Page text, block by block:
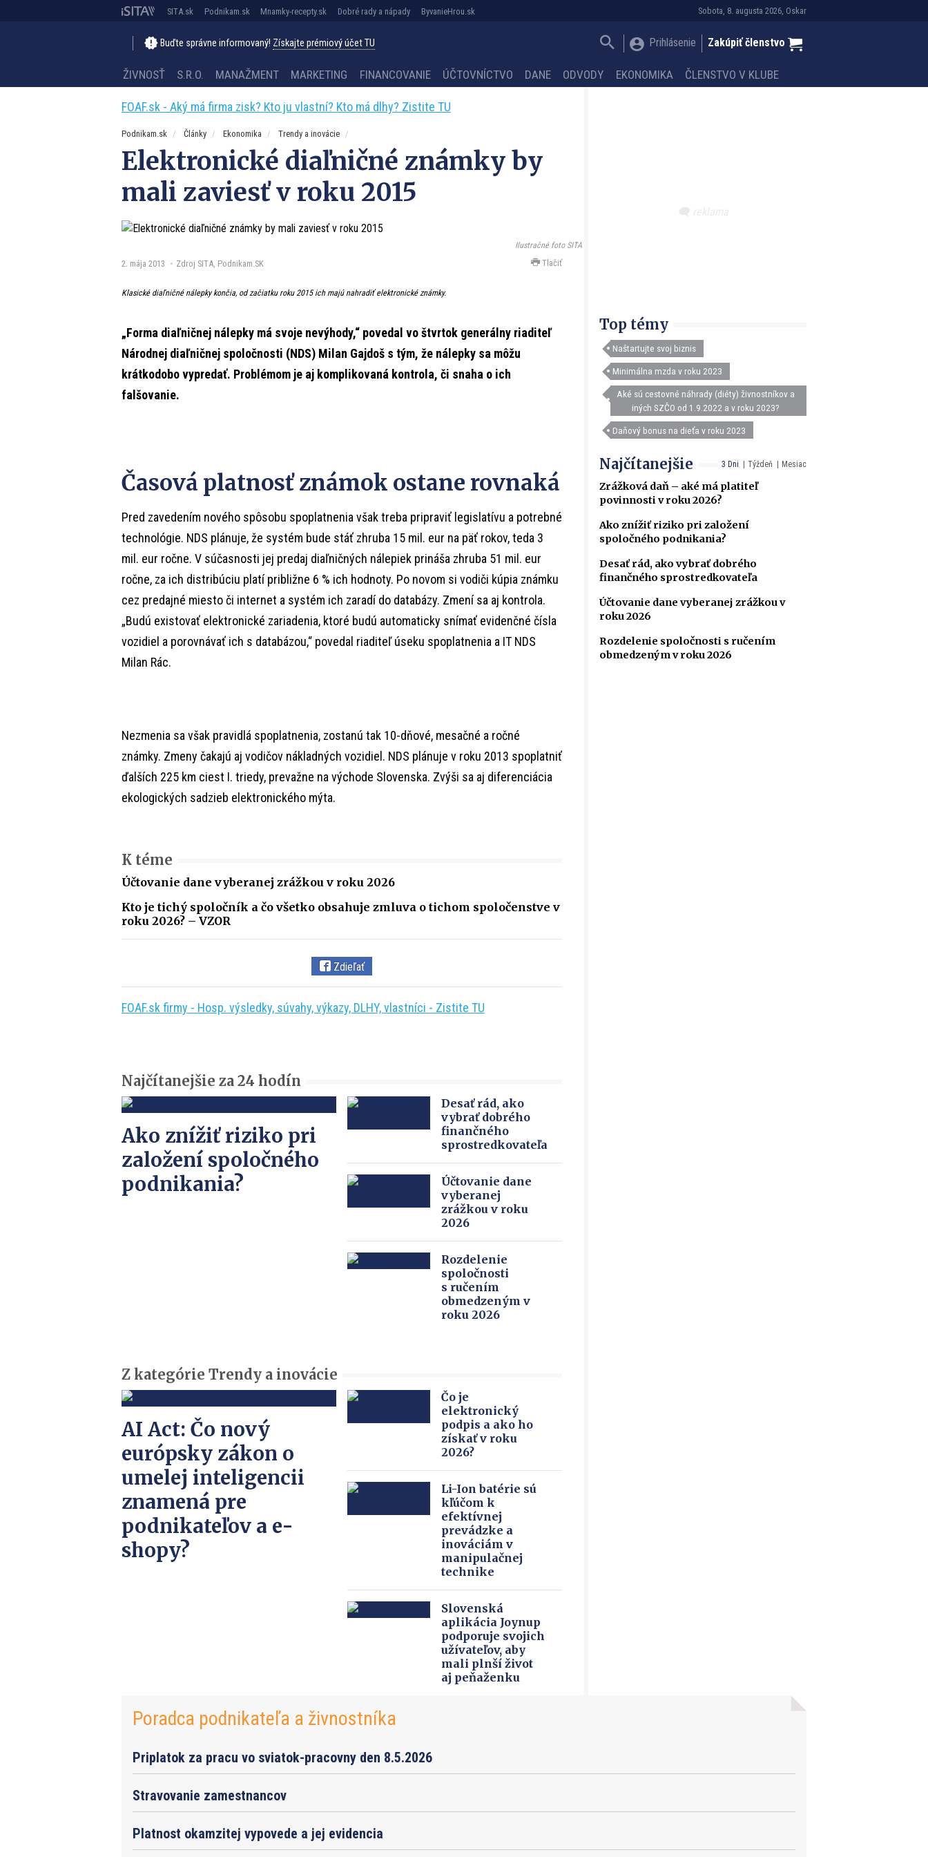
Sobota, 8. augusta 2026, Oskar
SITA.sk Podnikam.sk Mnamky-recepty.sk Dobré rady a nápady ByvanieHrou.sk
Buďte správne informovaný! Získajte prémiový účet TU Prihlásenie Zakúpiť členstvo
ŽIVNOSŤ S.R.O. MANAŽMENT MARKETING FINANCOVANIE ÚČTOVNÍCTVO DANE ODVODY EKONOMIKA ČLENSTVO V KLUBE
FOAF.sk - Aký má firma zisk? Kto ju vlastní? Kto má dlhy? Zistite TU
Podnikam.sk Články Ekonomika Trendy a inovácie
Elektronické diaľničné známky by
mali zaviesť v roku 2015
Ilustračné foto SITA
2. mája 2013 Zdroj SITA, Podnikam.SK Tlačiť
Klasické diaľničné nálepky končia, od začiatku roku 2015 ich majú nahradiť elektronické známky.
„Forma diaľničnej nálepky má svoje nevýhody,“ povedal vo štvrtok generálny riaditeľ
Národnej diaľničnej spoločnosti (NDS) Milan Gajdoš s tým, že nálepky sa môžu
krátkodobo vypredať. Problémom je aj komplikovaná kontrola, či snaha o ich
falšovanie.
Časová platnosť známok ostane rovnaká
Pred zavedením nového spôsobu spoplatnenia však treba pripraviť legislatívu a potrebné
technológie. NDS plánuje, že systém bude stáť zhruba 15 mil. eur na päť rokov, teda 3
mil. eur ročne. V súčasnosti jej predaj diaľničných nálepiek prináša zhruba 51 mil. eur
ročne, za ich distribúciu platí približne 6 % ich hodnoty. Po novom si vodiči kúpia známku
cez predajné miesto či internet a systém ich zaradí do databázy. Zmení sa aj kontrola.
„Budú existovať elektronické zariadenia, ktoré budú automaticky snímať evidenčné čísla
vozidiel a porovnávať ich s databázou,“ povedal riaditeľ úseku spoplatnenia a IT NDS
Milan Rác.
Nezmenia sa však pravidlá spoplatnenia, zostanú tak 10-dňové, mesačné a ročné
známky. Zmeny čakajú aj vodičov nákladných vozidiel. NDS plánuje v roku 2013 spoplatniť
ďalších 225 km ciest I. triedy, prevažne na východe Slovenska. Zvýši sa aj diferenciácia
ekologických sadzieb elektronického mýta.
K téme
Účtovanie dane vyberanej zrážkou v roku 2026
Kto je tichý spoločník a čo všetko obsahuje zmluva o tichom spoločenstve v
roku 2026? – VZOR
Zdieľať
FOAF.sk firmy - Hosp. výsledky, súvahy, výkazy, DLHY, vlastníci - Zistite TU
Top témy
Naštartujte svoj biznis
Minimálna mzda v roku 2023
Aké sú cestovné náhrady (diéty) živnostníkov a
iných SZČO od 1.9.2022 a v roku 2023?
Daňový bonus na dieťa v roku 2023
3 Dni Týždeň Mesiac
Najčítanejšie
Zrážková daň – aké má platiteľ
povinnosti v roku 2026?
Ako znížiť riziko pri založení
spoločného podnikania?
Desať rád, ako vybrať dobrého
finančného sprostredkovateľa
Účtovanie dane vyberanej zrážkou v
roku 2026
Rozdelenie spoločnosti s ručením
obmedzeným v roku 2026
Najčítanejšie za 24 hodín
Ako znížiť riziko pri
založení spoločného
podnikania?
Desať rád, ako
vybrať dobrého
finančného
sprostredkovateľa
Účtovanie dane
vyberanej
zrážkou v roku
2026
Rozdelenie
spoločnosti
s ručením
obmedzeným v
roku 2026
Z kategórie Trendy a inovácie
AI Act: Čo nový
európsky zákon o
umelej inteligencii
znamená pre
podnikateľov a e-
shopy?
Čo je
elektronický
podpis a ako ho
získať v roku
2026?
Li-Ion batérie sú
kľúčom k
efektívnej
prevádzke a
inováciám v
manipulačnej
technike
Slovenská
aplikácia Joynup
podporuje svojich
užívateľov, aby
mali plnší život
aj peňaženku
Poradca podnikateľa a živnostníka
Priplatok za pracu vo sviatok-pracovny den 8.5.2026
Stravovanie zamestnancov
Platnost okamzitej vypovede a jej evidencia